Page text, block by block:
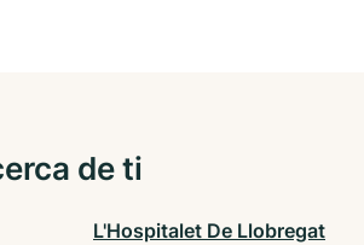
de ti
L'Hospitalet De Llobregat